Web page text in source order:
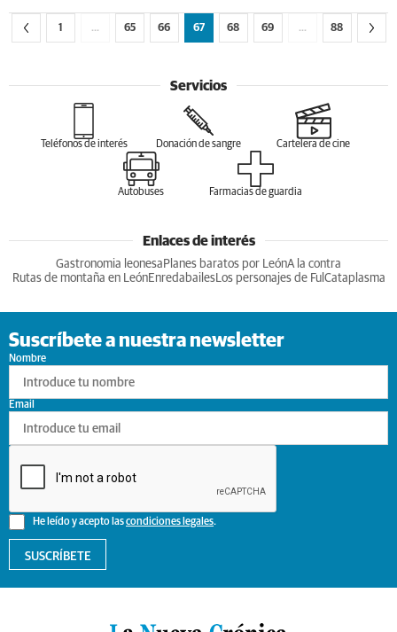
1 … 65 66 67 68 69 … 88
Servicios
Teléfonos de interés Donación de sangre Cartelera de cine
Autobuses Farmacias de guardia
Enlaces de interés
Gastronomia leonesa Planes baratos por LeónA la contra
Rutas de montaña en LeónEnredabailesLos personajes de Ful Cataplasma
Suscríbete a nuestra newsletter
Nombre
He leído y acepto lascondiciones legales.
Email
SUSCRÍBETE